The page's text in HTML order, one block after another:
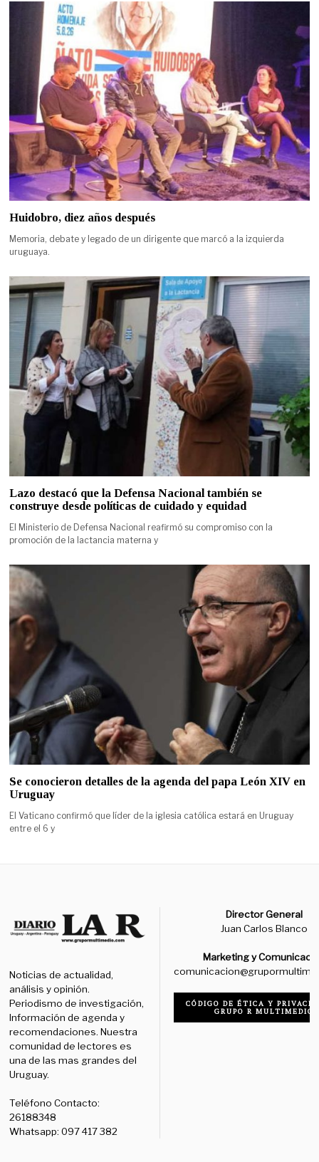
Huidobro, diez años después
Memoria, debate y legado de un dirigente que marcó a la izquierda
uruguaya.
Lazo destacó que la Defensa Nacional también se
construye desde políticas de cuidado y equidad
El Ministerio de Defensa Nacional reafirmó su compromiso con la
promoción de la lactancia materna y
Se conocieron detalles de la agenda del papa León XIV en
Uruguay
El Vaticano confirmó que líder de la iglesia católica estará en Uruguay
entre el 6 y
Noticias de actualidad,
análisis y opinión.
Periodismo de investigación,
Información de agenda y
recomendaciones. Nuestra
comunidad de lectores es
una de las mas grandes del
Uruguay.
Teléfono Contacto:
26188348
Whatsapp: 097 417 382
Director General
Juan Carlos Blanco
Marketing y
CÓDIGO DE ÉTICA Y
GRUPO R MULTIMEDIO